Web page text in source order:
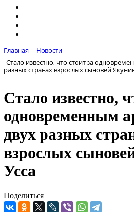
Главная
Новости
Стало известно, что стоит за
разных странах взрослых сыновей
Стало известно,
одновременным
двух разных
взрослых
Усса
Поделиться